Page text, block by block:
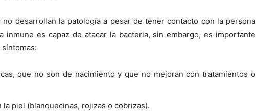
no desarrollan la patología a pesar de tener contacto con la persona
inmune es capaz de atacar la bacteria, sin embargo, es importante
que no son de nacimiento y que no mejoran con tratamientos o
la piel (blanquecinas, rojizas o cobrizas).